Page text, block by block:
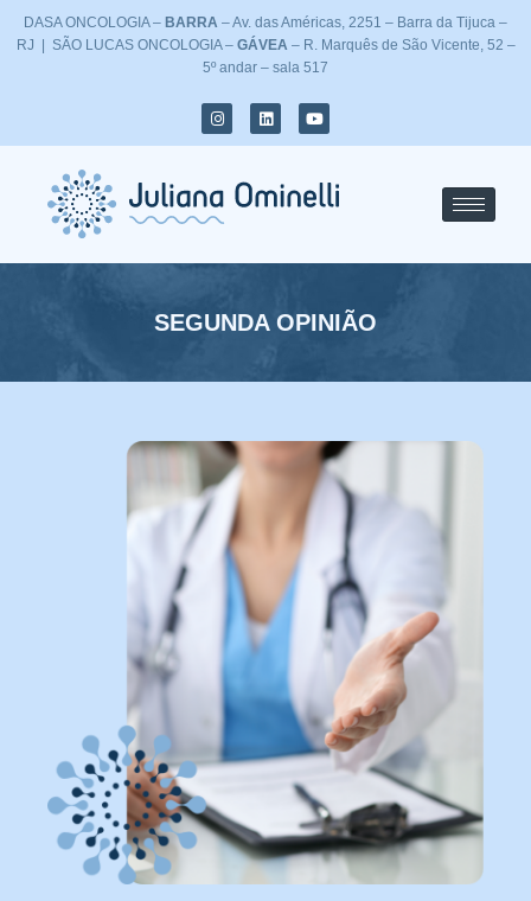
content
DASA ONCOLOGIA – BARRA – Av. das Américas, 2251 – Barra da Tijuca –
RJ | SÃO LUCAS ONCOLOGIA – GÁVEA – R. Marquês de São Vicente, 52 –
5º andar – sala 517
I
n
s
g
r
a
L
i
n
d
i
Y
o
u
b
e
SEGUNDA OPINIÃO